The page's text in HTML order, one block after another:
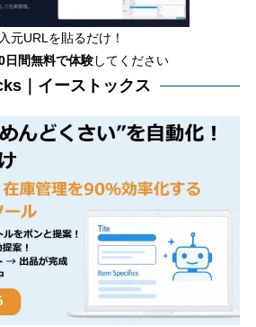
元URLを貼るだけ！
日間無料で体験してください
｜イーストックス